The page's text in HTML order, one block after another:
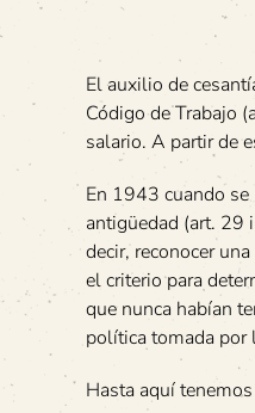
El auxilio de
Código de Trabajo
salario. A partir de
En 1943 cuando
antigüedad (art. 29
decir, reconocer
el criterio para
que nunca habían
política tomada por
Hasta aquí